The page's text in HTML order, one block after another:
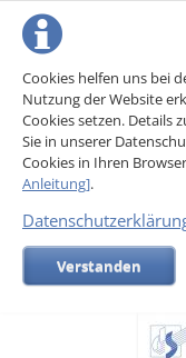
Cookies helfen uns bei
Nutzung der Website
Cookies setzen. Details
Sie in unserer
Cookies in Ihren
Anleitung].
Verstanden